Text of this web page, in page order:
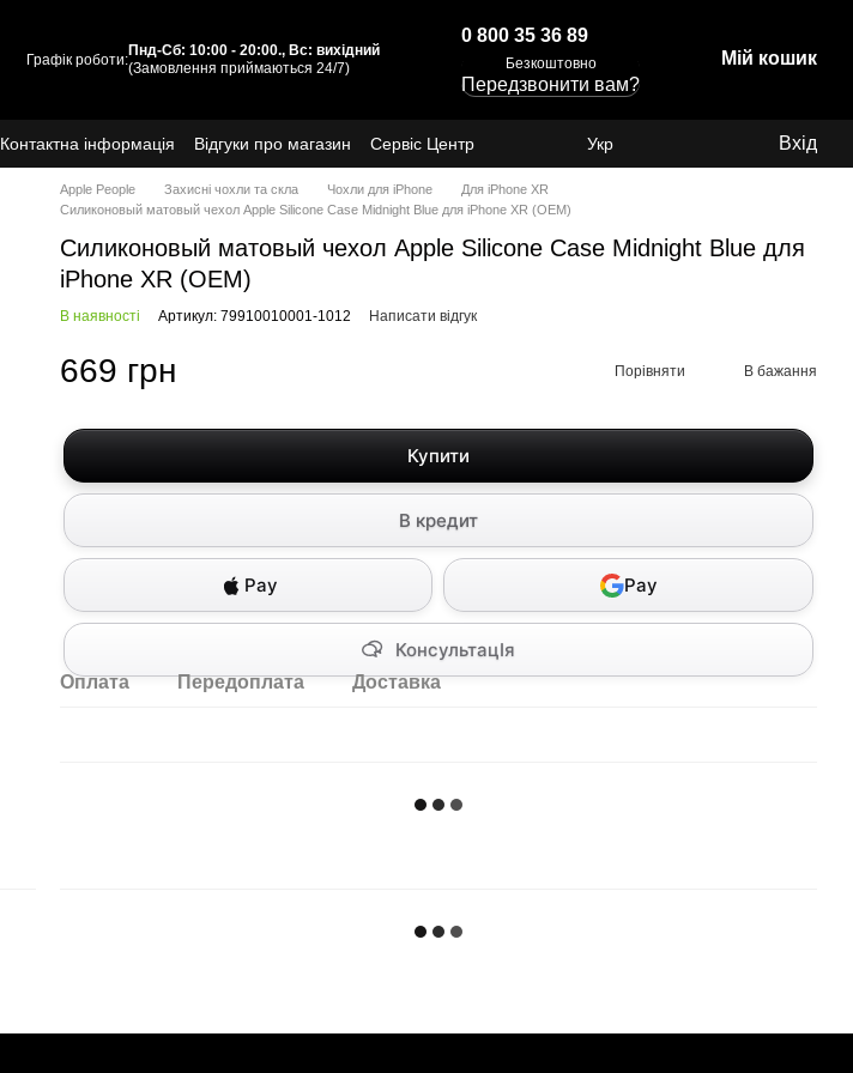
Графік роботи:
Пнд-Сб: 10:00 - 20:00., Вс: вихідний
(Замовлення приймаються 24/7)
0 800 35 36 89
Безкоштовно
Передзвонити вам?
Мій кошик
Контактна інформація Відгуки про магазин
Сервіс Центр
Укр Вхід
Apple People Захисні чохли та скла Чохли для iPhone
Для iPhone XR
Силиконовый матовый чехол Apple Silicone Case Midnight Blue для iPhone XR (OEM)
Силиконовый матовый чехол Apple Silicone Case Midnight Blue для
iPhone XR (OEM)
В наявності Артикул: 79910010001-1012 Написати відгук
669 грн Порівняти В бажання
Купити
В кредит
КонсультацІя
Pay Pay
Оплата Передоплата Доставка